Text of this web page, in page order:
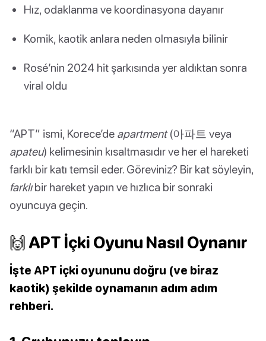
Hız, odaklanma ve koordinasyona dayanır
Komik, kaotik anlara neden olmasıyla bilinir
Rosé’nin 2024 hit şarkısında yer aldıktan sonra
viral oldu
“APT” ismi, Korece’de apartment(아파트 veya
apateu) kelimesinin kısaltmasıdır ve her el hareketi
farklı bir katı temsil eder. Göreviniz? Bir kat söyleyin,
farklıbir hareket yapın ve hızlıca bir sonraki
oyuncuya geçin.
🙌 APT İçki Oyunu Nasıl Oynanır
İşte APT içki oyununu doğru (ve biraz
kaotik) şekilde oynamanın adım adım
rehberi.